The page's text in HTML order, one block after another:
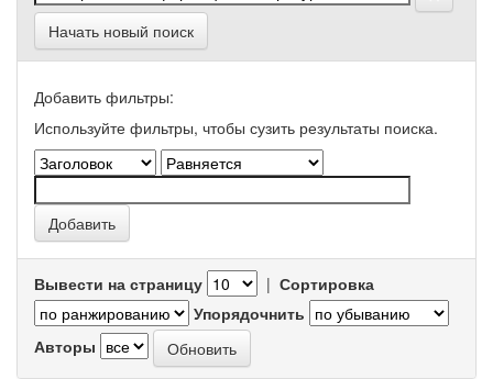
Начать новый поиск
Добавить фильтры:
Используйте фильтры, чтобы сузить результаты поиска.
Вывести на страницу | Сортировка
Упорядочнить
Авторы